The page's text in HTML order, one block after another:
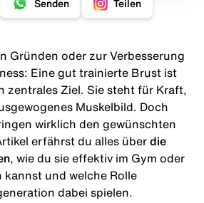
Senden Teilen
Gründen oder zur Verbesserung
Eine gut trainierte Brust ist
zentrales Ziel. Sie steht für Kraft,
Muskelbild. Doch
wirklich den gewünschten
erfährst du alles über die
, wie du sie effektiv im Gym oder
kannst und welche Rolle
dabei spielen.